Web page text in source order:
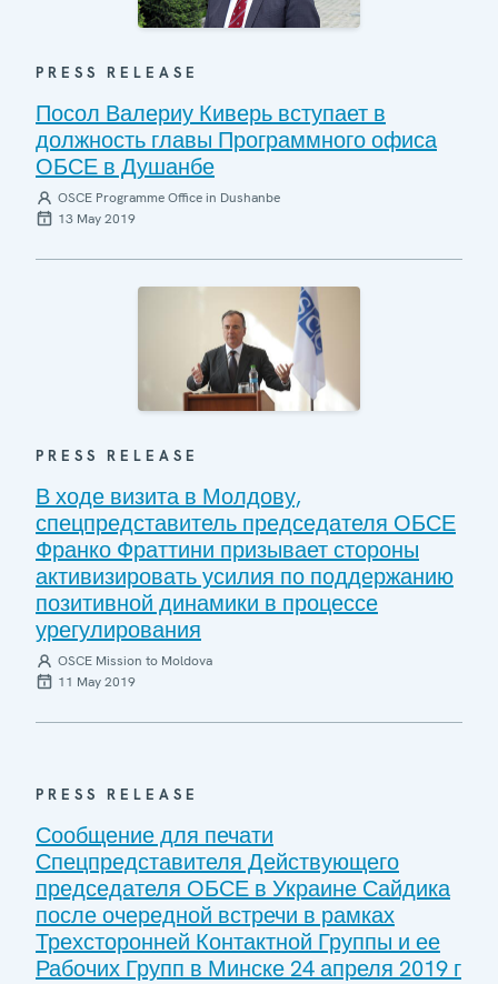
PRESS RELEASE
Посол Валериу Киверь вступает в
должность главы Программного офиса
ОБСЕ в Душанбе
OSCE Programme Office in Dushanbe
13 May 2019
PRESS RELEASE
В ходе визита в Молдову,
спецпредставитель председателя ОБСЕ
Франко Фраттини призывает стороны
активизировать усилия по поддержанию
позитивной динамики в процессе
урегулирования
OSCE Mission to Moldova
11 May 2019
PRESS RELEASE
Сообщение для печати
Спецпредставителя Действующего
председателя ОБСЕ в Украине Сайдика
после очередной встречи в рамках
Трехсторонней Контактной Группы и ее
Рабочих Групп в Минске 24 апреля 2019 г